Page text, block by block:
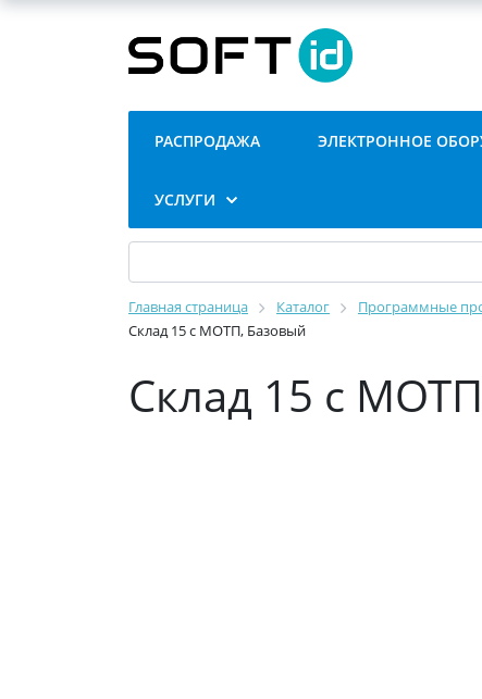
РАСПРОДАЖА ЭЛЕКТРОННОЕ
УСЛУГИ
Главная страница Каталог Программные
Склад 15 с МОТП, Базовый
Склад 15 с